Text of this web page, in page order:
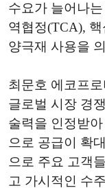
수요가 늘어나
역협정(TCA),
양극재 사용을
최문호 에코프
글로벌 시장 경
술력을 인정받
으로 공급이 확
으로 주요 고객
고 가시적인 수